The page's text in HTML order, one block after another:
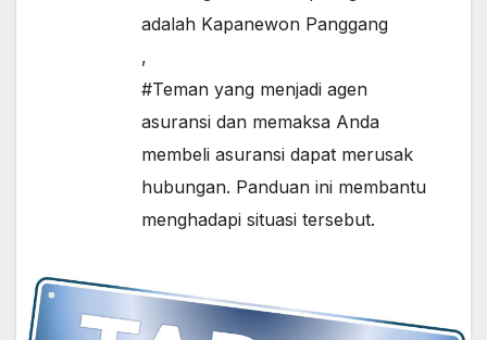
adalah Kapanewon Panggang
,
#Teman yang menjadi agen
asuransi dan memaksa Anda
membeli asuransi dapat merusak
hubungan. Panduan ini membantu
menghadapi situasi tersebut.